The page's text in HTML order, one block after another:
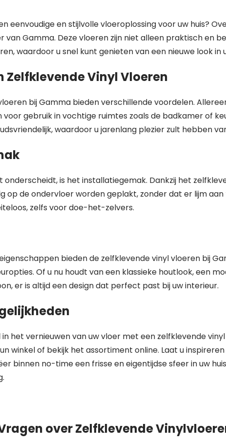
eenvoudige en stijlvolle vloeroplossing voor uw huis?
van Gamma. Deze vloeren zijn niet alleen praktisch en
waardoor u snel kunt genieten van een nieuwe look in
Zelfklevende Vinyl Vloeren
bij Gamma bieden verschillende voordelen.
voor gebruik in vochtige ruimtes zoals de badkamer of
waardoor u jarenlang plezier zult hebben
is het installatiegemak. Dankzij het
op de ondervloer worden geplakt, zonder dat er lijm
zelfs voor doe-het-zelvers.
bieden de zelfklevende vinyl vloeren bij
Of u nu houdt van een klassieke houtlook, een
er is altijd een design dat perfect past bij uw interieur.
het vernieuwen van uw vloer met een zelfklevende
winkel of bekijk het assortiment online. Laat u
binnen no-time een frisse en eigentijdse sfeer in uw
over Zelfklevende